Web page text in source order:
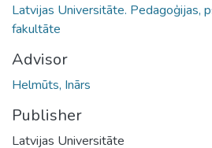
Latvijas Universitāte. Pedagoģijas,
fakultāte
Advisor
Helmūts, Inārs
Publisher
Latvijas Universitāte